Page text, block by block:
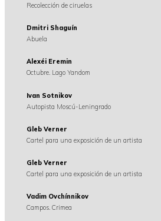
Recolección de ciruelas
Dmitri Shaguín
Abuela
Alexéi Eremin
Octubre. Lago Yandom
Ivan Sotnikov
Autopista Moscú-Leningrado
Gleb Verner
Cartel para una exposición de un artista
Gleb Verner
Cartel para una exposición de un artista
Vadim Ovchínnikov
Campos. Crimea